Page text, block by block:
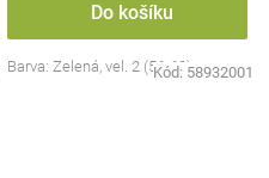
Do košíku
Barva: Zelená, vel. 2 (56-62)
Kód: 58932001